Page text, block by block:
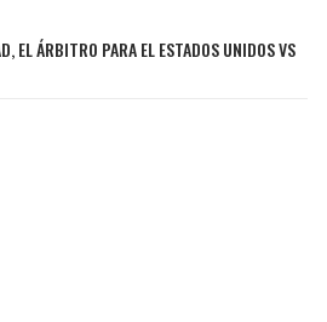
EL ÁRBITRO PARA EL ESTADOS UNIDOS VS